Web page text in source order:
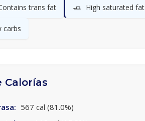
trans fat 🧈 High saturated fat
carbs
Calorías
567 cal (81.0%)